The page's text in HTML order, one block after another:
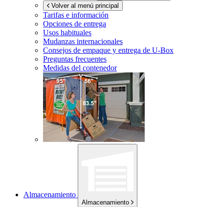
Volver al menú principal
Tarifas e información
Opciones de entrega
Usos habituales
Mudanzas internacionales
Consejos de empaque y entrega de U-Box
Preguntas frecuentes
Medidas del contenedor
Almacenamiento
Almacenamiento